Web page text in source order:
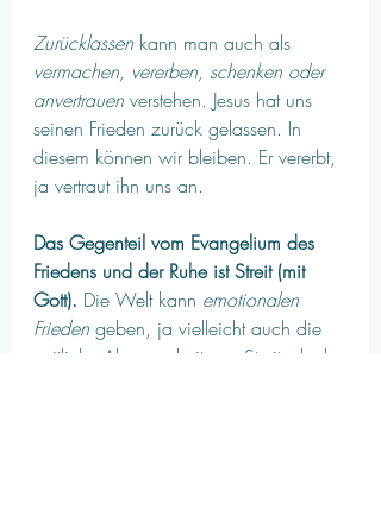
Zurücklassen kann man auch als
vermachen, vererben, schenken oder
anvertrauen verstehen. Jesus hat uns
seinen Frieden zurück gelassen. In
diesem können wir bleiben. Er vererbt,
ja vertraut ihn uns an.
Das Gegenteil vom Evangelium des
Friedens und der Ruhe ist Streit (mit
Gott). Die Welt kann emotionalen
Frieden geben, ja vielleicht auch die
zeitliche Abwesenheit von Streit, doch